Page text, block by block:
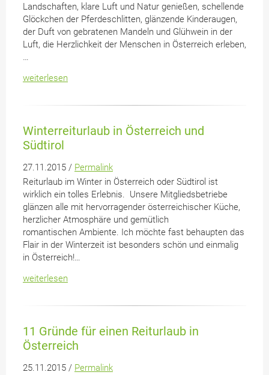
Landschaften, klare Luft und Natur genießen, schellende
Glöckchen der Pferdeschlitten, glänzende Kinderaugen,
der Duft von gebratenen Mandeln und Glühwein in der
Luft, die Herzlichkeit der Menschen in Österreich erleben,
…
weiterlesen
Winterreiturlaub in Österreich und
Südtirol
27.11.2015 / Permalink
Reiturlaub im Winter in Österreich oder Südtirol ist
wirklich ein tolles Erlebnis. Unsere Mitgliedsbetriebe
glänzen alle mit hervorragender österreichischer Küche,
herzlicher Atmosphäre und gemütlich
romantischen Ambiente. Ich möchte fast behaupten das
Flair in der Winterzeit ist besonders schön und einmalig
in Österreich!…
weiterlesen
11 Gründe für einen Reiturlaub in
Österreich
25.11.2015 / Permalink